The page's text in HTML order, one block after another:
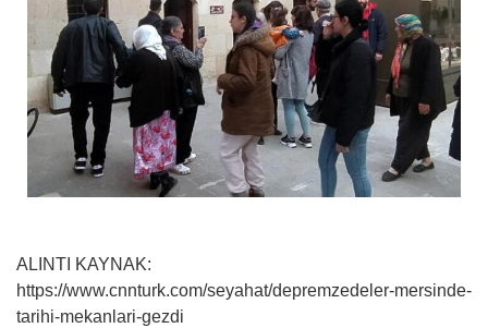
ALINTI KAYNAK:
https://www.cnnturk.com/seyahat/depremzedeler-mersinde-
tarihi-mekanlari-gezdi